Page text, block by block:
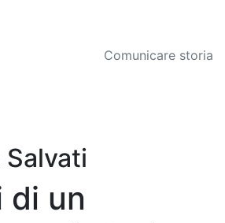
Comunicare storia
di un